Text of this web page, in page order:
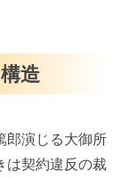
造
郎演じる大御所
は契約違反の裁